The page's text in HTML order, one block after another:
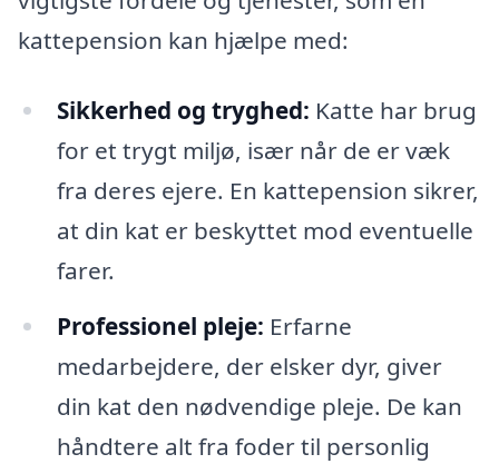
kattepension kan hjælpe med:
Sikkerhed og tryghed: Katte har brug
for et trygt miljø, især når de er væk
fra deres ejere. En kattepension sikrer,
at din kat er beskyttet mod eventuelle
farer.
Professionel pleje: Erfarne
medarbejdere, der elsker dyr, giver
din kat den nødvendige pleje. De kan
håndtere alt fra foder til personlig